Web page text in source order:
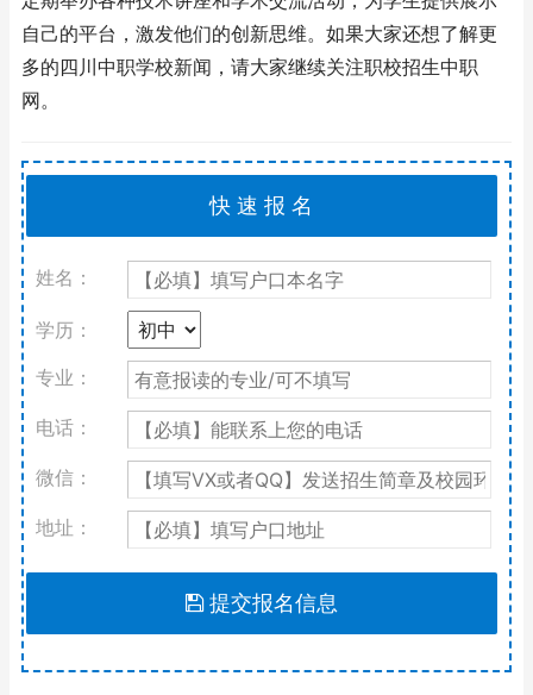
自己的平台，激发他们的创新思维。如果大家还想了解更
多的四川中职学校新闻，请大家继续关注职校招生中职
网。
姓名：
学历：
专业：
电话：
微信：
地址：
提交报名信息